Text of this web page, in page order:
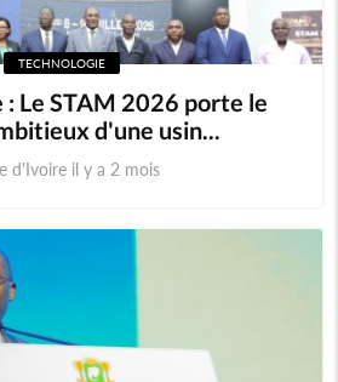
TECHNOLOGIE
Le STAM 2026 porte le
d'une usin...
d'Ivoire il y a 2 mois